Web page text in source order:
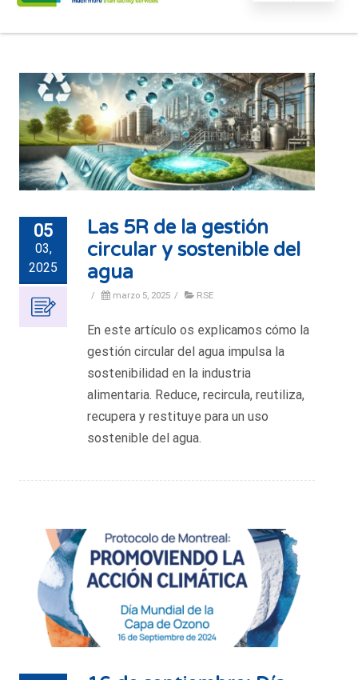
05
03,
2025
Las 5R de la gestión
circular y sostenible del
agua
/ marzo 5, 2025 / RSE
En este artículo os explicamos cómo la
gestión circular del agua impulsa la
sostenibilidad en la industria
alimentaria. Reduce, recircula, reutiliza,
recupera y restituye para un uso
sostenible del agua.